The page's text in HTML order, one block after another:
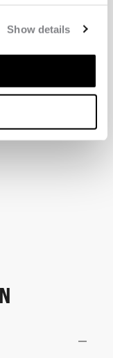
Show details